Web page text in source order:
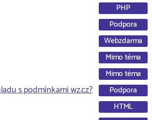
PHP
Podpora
Webzdarma
Mimo téma
Mimo téma
s podmínkami wz.cz?
Podpora
HTML